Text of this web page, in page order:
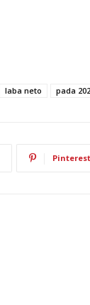
laba neto pada
Pinterest